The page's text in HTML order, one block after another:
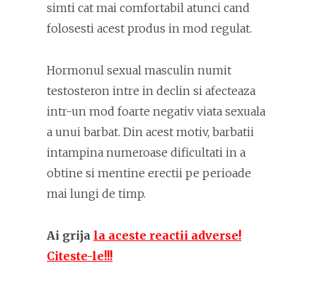
simti cat mai comfortabil atunci cand
folosesti acest produs in mod regulat.
Hormonul sexual masculin numit
testosteron intre in declin si afecteaza
intr-un mod foarte negativ viata sexuala
a unui barbat. Din acest motiv, barbatii
intampina numeroase dificultati in a
obtine si mentine erectii pe perioade
mai lungi de timp.
Ai grija la aceste reactii adverse!
Citeste-le!!!